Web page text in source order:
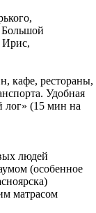
Ирис,
кафе, рестораны,
Удобная
лог» (15 мин на
людей
(особенное
матрасом